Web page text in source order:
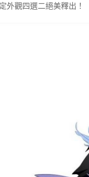
外觀四選二絕美釋出！